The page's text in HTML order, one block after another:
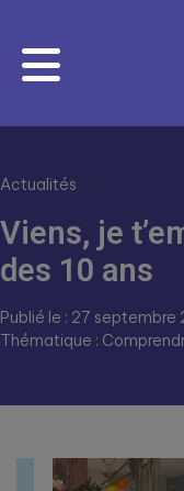
Actualités
Viens, je
des 10 ans
Publié le : 27 septembre
Thématique :